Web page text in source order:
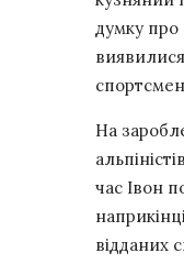
думку про
На
час Івон
відданих